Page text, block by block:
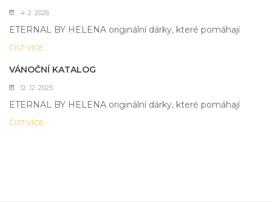
4. 2. 2026
ETERNAL BY HELENA originální dárky, které pomáhají
ČÍST VÍCE
VÁNOČNÍ KATALOG
12. 12. 2025
ETERNAL BY HELENA originální dárky, které pomáhají
ČÍST VÍCE